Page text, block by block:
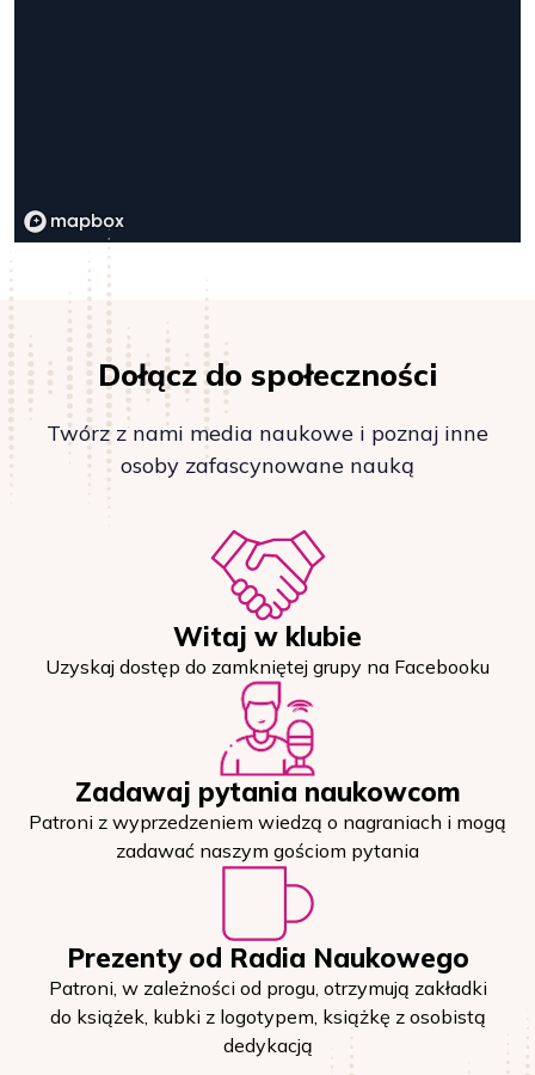
Dołącz do społeczności
Twórz z nami media naukowe i poznaj inne
osoby zafascynowane nauką
Witaj w klubie
Uzyskaj dostęp do zamkniętej grupy na Facebooku
Zadawaj pytania naukowcom
Patroni z wyprzedzeniem wiedzą o nagraniach i mogą
zadawać naszym gościom pytania
Prezenty od Radia Naukowego
Patroni, w zależności od progu, otrzymują zakładki
do książek, kubki z logotypem, książkę z osobistą
dedykacją